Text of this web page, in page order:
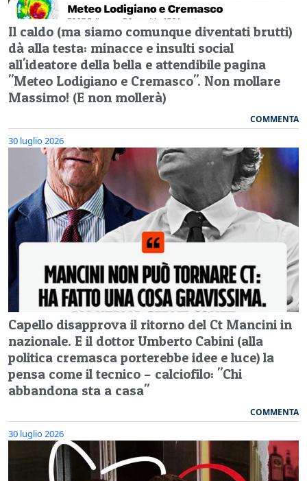
Il caldo (ma siamo comunque diventati brutti)
dà alla testa: minacce e insulti social
all'ideatore della bella e attendibile pagina
"Meteo Lodigiano e Cremasco". Non mollare
Massimo! (E non mollerà)
COMMENTA
30 luglio 2026
Capello disapprova il ritorno del Ct Mancini in
nazionale. E il dottor Umberto Cabini (alla
politica cremasca porterebbe idee e luce) la
pensa come il tecnico – calciofilo: "Chi
abbandona sta a casa"
COMMENTA
30 luglio 2026